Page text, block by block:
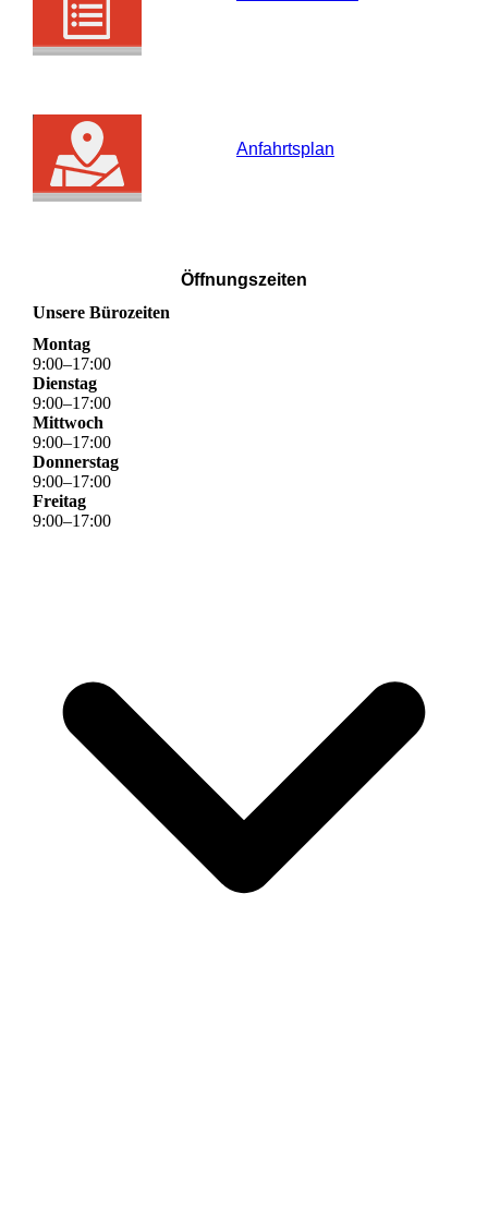
Anfahrtsplan
Öffnungszeiten
Unsere Bürozeiten
Montag
9:00–17:00
Dienstag
9:00–17:00
Mittwoch
9:00–17:00
Donnerstag
9:00–17:00
Freitag
9:00–17:00